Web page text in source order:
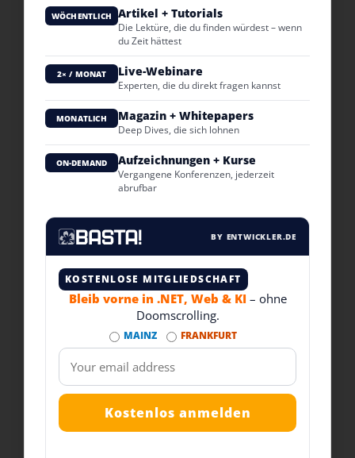
WÖCHENTLICH Artikel + Tutorials
Die Lektüre, die du finden würdest – wenn
du Zeit hättest
2× / MONAT Live-Webinare
Experten, die du direkt fragen kannst
MONATLICH Magazin + Whitepapers
Deep Dives, die sich lohnen
ON-DEMAND Aufzeichnungen + Kurse
Vergangene Konferenzen, jederzeit
abrufbar
BY ENTWICKLER.DE
KOSTENLOSE MITGLIEDSCHAFT
Bleib vorne in .NET, Web & KI – ohne
Doomscrolling.
MAINZ FRANKFURT